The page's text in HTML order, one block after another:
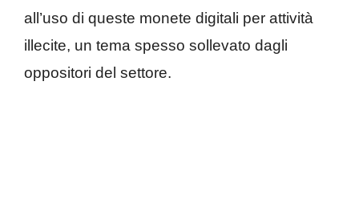
all’uso di queste monete digitali per attività
illecite, un tema spesso sollevato dagli
oppositori del settore.